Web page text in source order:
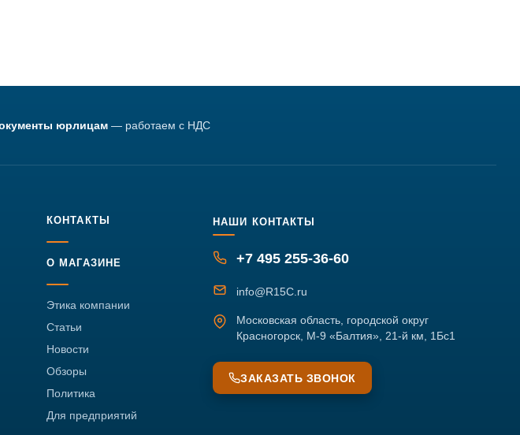
юрлицам — работаем с НДС
КОНТАКТЫ
О МАГАЗИНЕ
Этика компании
Статьи
Новости
Обзоры
Политика
Для предприятий
НАШИ КОНТАКТЫ
+7 495 255-36-60
info@R15C.ru
Московская область, городской округ
Красногорск, М-9 «Балтия», 21-й км, 1Бс1
ЗАКАЗАТЬ ЗВОНОК